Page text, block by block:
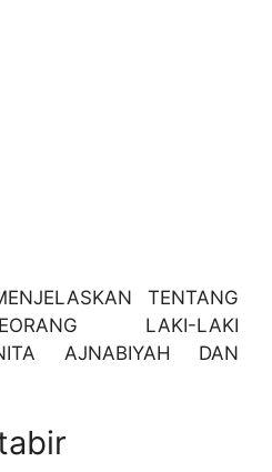
TENTANG
LAKI-LAKI
AJNABIYAH DAN